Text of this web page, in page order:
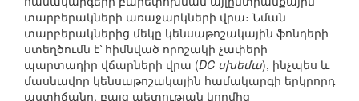
տարբերակների առաջարկների վրա։ Նման
տարբերակներից մեկը կենսաթոշակային ֆոնդերի
ստեղծումն է՝ հիմնված որոշակի չափերի
պարտադիր վճարների վրա (DC սխեմա), ինչպես և
մասնավոր կենսաթոշակային համակարգի երկրորդ
աստիճանը, բայց պետության կողմից